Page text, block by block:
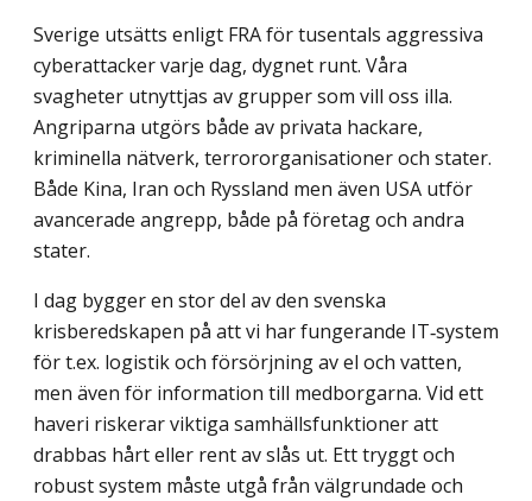
Sverige utsätts enligt FRA för tusentals aggressiva
cyberattacker varje dag, dygnet runt. Våra
svagheter utnyttjas av grupper som vill oss illa.
Angriparna utgörs både av privata hackare,
kriminella nätverk, terrororganisationer och stater.
Både Kina, Iran och Ryssland men även USA utför
avancerade angrepp, både på företag och andra
stater.
I dag bygger en stor del av den svenska
krisberedskapen på att vi har fungerande IT‑system
för t.ex. logistik och försörjning av el och vatten,
men även för information till medborgarna. Vid ett
haveri riskerar viktiga samhällsfunktioner att
drabbas hårt eller rent av slås ut. Ett tryggt och
robust system måste utgå från välgrundade och